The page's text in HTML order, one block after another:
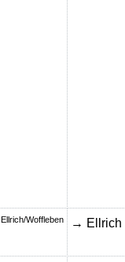
Ellrich/Woffleben → Ellrich